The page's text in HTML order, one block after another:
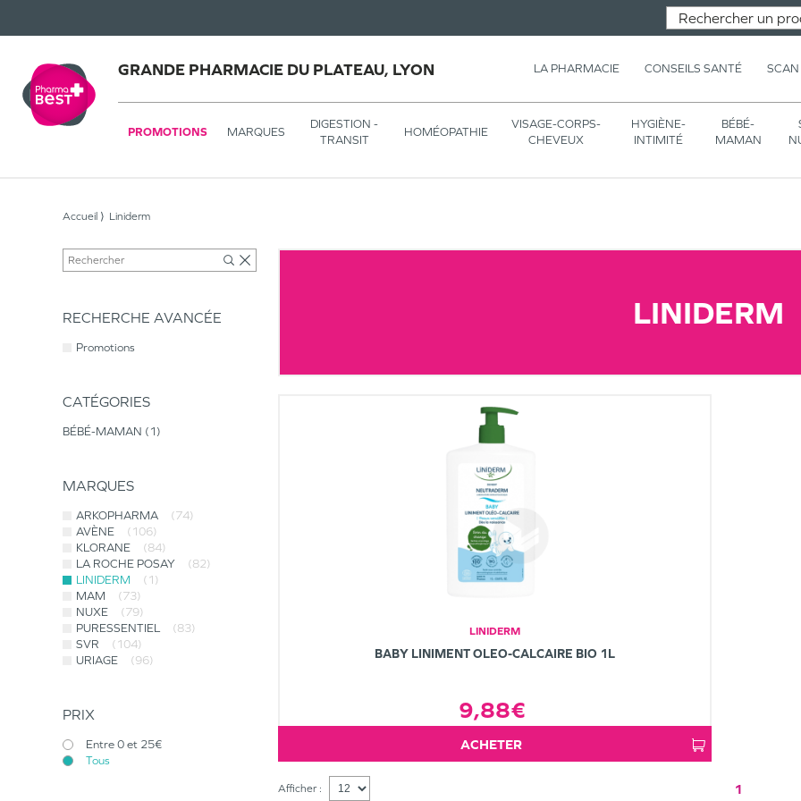
GRANDE PHARMACIE DU PLATEAU, LYON LA PHARMACIE CONSEILS SANTÉ SCAN
PROMOTIONS MARQUES
DIGESTION -
TRANSIT
HOMÉOPATHIE
VISAGE-CORPS-
CHEVEUX
HYGIÈNE-
INTIMITÉ
BÉBÉ-
MAMAN
Accueil Liniderm
RECHERCHE AVANCÉE
Promotions
CATÉGORIES
BÉBÉ-MAMAN 1
MARQUES
ARKOPHARMA
(74)
AVÈNE
(106)
KLORANE
(84)
LA ROCHE POSAY
(82)
LINIDERM
(1)
MAM
(73)
NUXE
(79)
PURESSENTIEL
(83)
SVR
(104)
URIAGE
(96)
PRIX
Entre 0 et 25€
Tous
LINIDERM
LINIDERM
BABY LINIMENT OLEO-CALCAIRE BIO 1L
9,88€
ACHETER
Afficher : 1